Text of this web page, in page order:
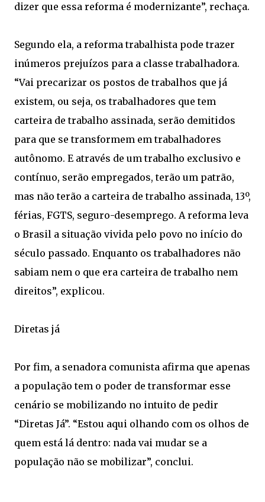
dizer que essa reforma é modernizante”, rechaça.
Segundo ela, a reforma trabalhista pode trazer
inúmeros prejuízos para a classe trabalhadora.
“Vai precarizar os postos de trabalhos que já
existem, ou seja, os trabalhadores que tem
carteira de trabalho assinada, serão demitidos
para que se transformem em trabalhadores
autônomo. E através de um trabalho exclusivo e
contínuo, serão empregados, terão um patrão,
mas não terão a carteira de trabalho assinada, 13º,
férias, FGTS, seguro-desemprego. A reforma leva
o Brasil a situação vivida pelo povo no início do
século passado. Enquanto os trabalhadores não
sabiam nem o que era carteira de trabalho nem
direitos”, explicou.
Diretas já
Por fim, a senadora comunista afirma que apenas
a população tem o poder de transformar esse
cenário se mobilizando no intuito de pedir
“Diretas Já”. “Estou aqui olhando com os olhos de
quem está lá dentro: nada vai mudar se a
população não se mobilizar”, conclui.